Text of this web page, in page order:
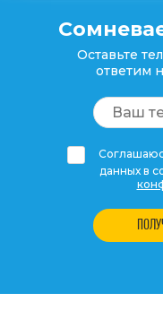
Оставьте
ответим
данных в